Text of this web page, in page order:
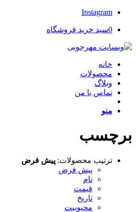
Instagram
0سبد خرید فروشگاه
خانه
محصولات
وبلاگ
تماس با من
منو
برچسب
ترتیب محصولات: پیش فرض
پیش فرض
نام
قیمت
تاریخ
محبوبیت